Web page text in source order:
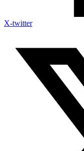
X-twitter